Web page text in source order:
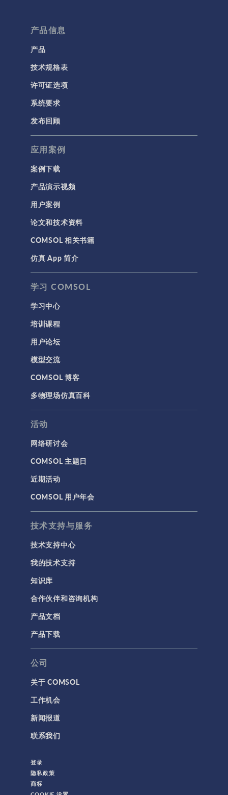
产品信息
产品
技术规格表
许可证选项
系统要求
发布回顾
应用案例
案例下载
产品演示视频
用户案例
论文和技术资料
COMSOL 相关书籍
仿真 App 简介
学习 COMSOL
学习中心
培训课程
用户论坛
模型交流
COMSOL 博客
多物理场仿真百科
活动
网络研讨会
COMSOL 主题日
近期活动
COMSOL 用户年会
技术支持与服务
技术支持中心
我的技术支持
知识库
合作伙伴和咨询机构
产品文档
产品下载
公司
关于 COMSOL
工作机会
新闻报道
联系我们
登录
隐私政策
商标